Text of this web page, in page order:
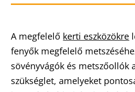
A megfelelő kerti eszközökre
fenyők megfelelő
sövényvágók és metszőollók
szükséglet, amelyeket